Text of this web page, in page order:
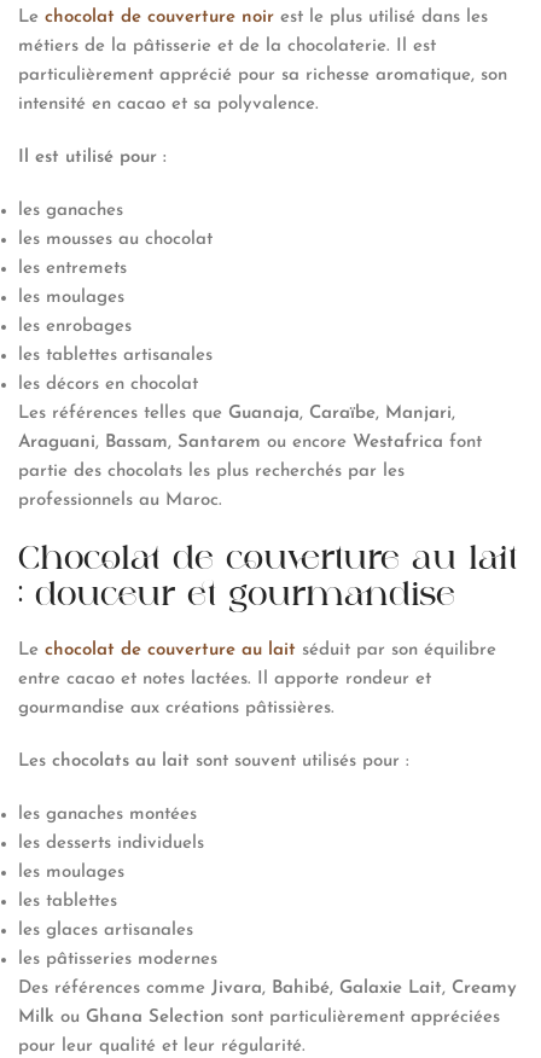
Le chocolat de couverture noir est le plus utilisé dans les
métiers de la pâtisserie et de la chocolaterie. Il est
particulièrement apprécié pour sa richesse aromatique, son
intensité en cacao et sa polyvalence.
Il est utilisé pour :
les ganaches
les mousses au chocolat
les entremets
les moulages
les enrobages
les tablettes artisanales
les décors en chocolat
Les références telles que Guanaja, Caraïbe, Manjari,
Araguani, Bassam, Santarem ou encore Westafrica font
partie des chocolats les plus recherchés par les
professionnels au Maroc.
Chocolat de couverture au lait
: douceur et gourmandise
Le chocolat de couverture au lait séduit par son équilibre
entre cacao et notes lactées. Il apporte rondeur et
gourmandise aux créations pâtissières.
Les chocolats au lait sont souvent utilisés pour :
les ganaches montées
les desserts individuels
les moulages
les tablettes
les glaces artisanales
les pâtisseries modernes
Des références comme Jivara, Bahibé, Galaxie Lait, Creamy
Milk ou Ghana Selection sont particulièrement appréciées
pour leur qualité et leur régularité.